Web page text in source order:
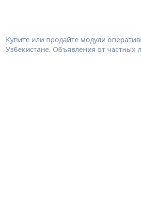
Купите или продайте модули
Узбекистане. Объявления от частных